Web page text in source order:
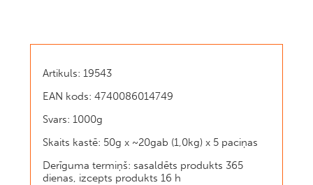
Artikuls: 19543
EAN kods: 4740086014749
Svars: 1000g
Skaits kastē: 50g x ~20gab (1,0kg) x 5 paciņas
Derīguma termiņš: sasaldēts produkts 365
dienas, izcepts produkts 16 h